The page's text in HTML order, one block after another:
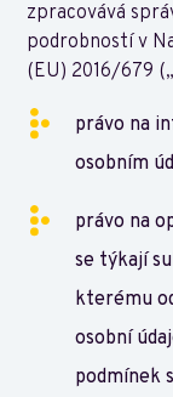
zpracovává
podrobností v
(EU) 2016/679
právo na
osobním
právo na
se týkají
kterému
osobní
podmínek